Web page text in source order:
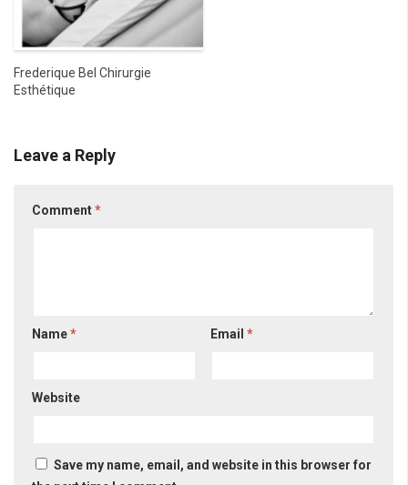
Frederique Bel Chirurgie
Esthétique
Leave a Reply
Comment*
Name* Email*
Website
Save my name, email, and website in this browser for